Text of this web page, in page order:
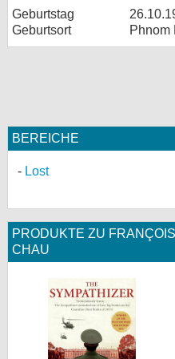
Geburtstag
Geburtsort
Phnom
BEREICHE
Lost
PRODUKTE ZU FRANÇOIS
CHAU